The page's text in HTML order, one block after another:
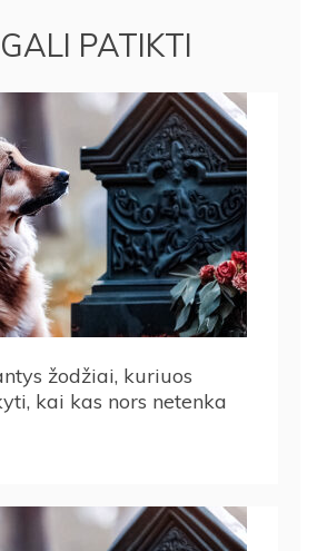
PATIKTI
žodžiai, kuriuos
kai kas nors netenka